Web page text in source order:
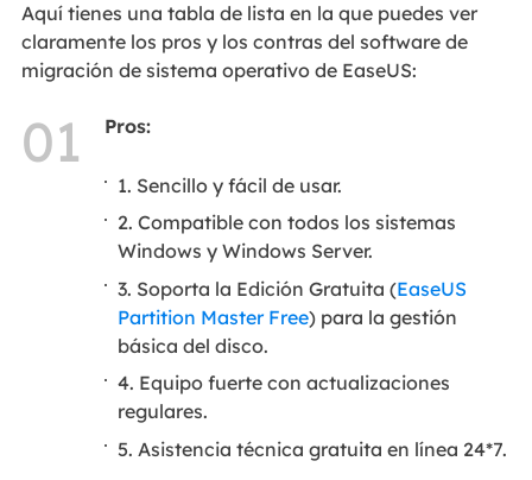
Aquí tienes una tabla de lista en la que puedes ver
claramente los pros y los contras del software de
migración de sistema operativo de EaseUS:
01 Pros:
1. Sencillo y fácil de usar.
2. Compatible con todos los sistemas
Windows y Windows Server.
3. Soporta la Edición Gratuita (EaseUS
Partition Master Free) para la gestión
básica del disco.
4. Equipo fuerte con actualizaciones
regulares.
5. Asistencia técnica gratuita en línea 24*7.